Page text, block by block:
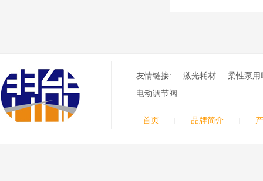
首页 品牌简介
友情链接: 激光耗材
柔性泵用
电动调节阀